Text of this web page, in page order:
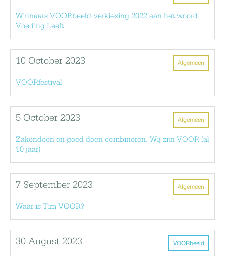
Winnaars VOORbeeld-verkiezing 2022 aan het woord:
Voeding Leeft
Algemeen
10 October 2023
VOORfestival
Algemeen
5 October 2023
Zakendoen en goed doen combineren. Wij zijn VOOR (al
10 jaar)
Algemeen
7 September 2023
Waar is Tim VOOR?
VOORbeeld
30 August 2023